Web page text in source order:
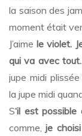
la saison des
moment était
J’aime le violet.
qui va avec tout.
jupe midi
la jupe midi
S‘il est possible
comme,je